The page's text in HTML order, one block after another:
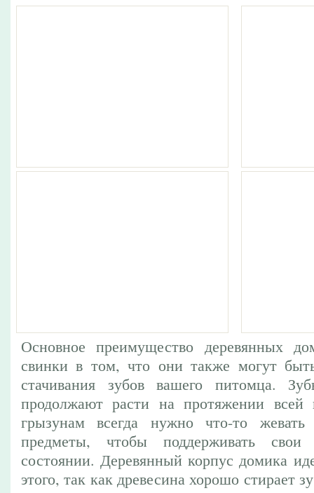
Основное преимущество деревянных
свинки в том, что они также могут
стачивания зубов вашего питомца.
продолжают расти на протяжении
грызунам всегда нужно что-то
предметы, чтобы поддерживать
состоянии. Деревянный корпус домика
этого, так как древесина хорошо стирает